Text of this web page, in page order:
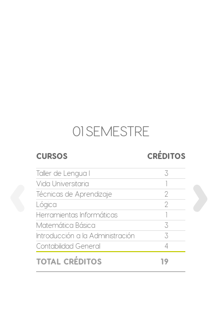
01SEMESTRE
CURSOS CRÉDITOS
Taller de Lengua I
3
Vida Universitaria
1
Técnicas de Aprendizaje
2
Lógica
2
Herramientas Informáticas
1
Matemática Básica
3
Introducción a la Administración
3
Contabilidad General
4
TOTAL CRÉDITOS 19
Gestión
Inglés I